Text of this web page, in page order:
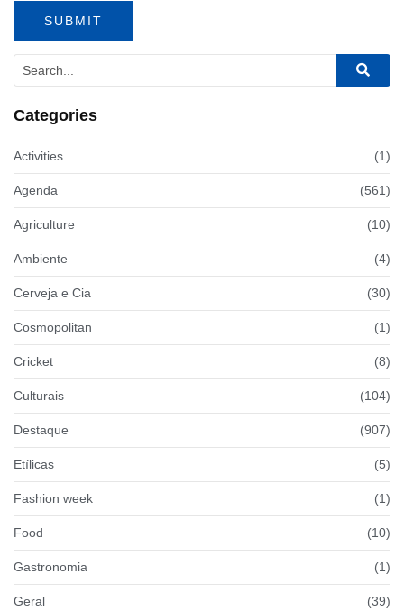
Categories
Activities (1)
Agenda (561)
Agriculture (10)
Ambiente (4)
Cerveja e Cia (30)
Cosmopolitan (1)
Cricket (8)
Culturais (104)
Destaque (907)
Etílicas (5)
Fashion week (1)
Food (10)
Gastronomia (1)
Geral (39)